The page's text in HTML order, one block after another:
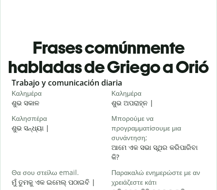
Frases comúnmente
habladas de Griego a Orió
Slide 1 of 6
Trabajo y comunicación diaria
Καλημέρα
ଶୁଭ ସକାଳ
Καλημέρα
ଶୁଭ ଅପରାହ୍ନ |
Καλησπέρα
ଶୁଭ ସନ୍ଧ୍ୟା |
Μπορούμε να
προγραμματίσουμε μια
συνάντηση;
ଆମେ ଏକ ସଭା ସ୍ଥିର କରିପାରିବା
କି?
Θα σου στείλω email.
ମୁଁ ତୁମକୁ ଏକ ଇମେଲ୍ ପଠାଇବି |
Παρακαλώ ενημερώστε με αν
χρειάζεστε κάτι